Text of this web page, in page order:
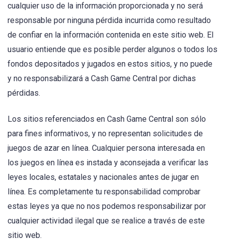
cualquier uso de la información proporcionada y no será
responsable por ninguna pérdida incurrida como resultado
de confiar en la información contenida en este sitio web. El
usuario entiende que es posible perder algunos o todos los
fondos depositados y jugados en estos sitios, y no puede
y no responsabilizará a Cash Game Central por dichas
pérdidas.
Los sitios referenciados en Cash Game Central son sólo
para fines informativos, y no representan solicitudes de
juegos de azar en línea. Cualquier persona interesada en
los juegos en línea es instada y aconsejada a verificar las
leyes locales, estatales y nacionales antes de jugar en
línea. Es completamente tu responsabilidad comprobar
estas leyes ya que no nos podemos responsabilizar por
cualquier actividad ilegal que se realice a través de este
sitio web.